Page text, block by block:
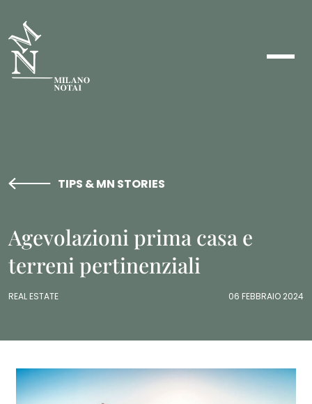
TIPS & MN STORIES
Agevolazioni prima casa e
terreni pertinenziali
REAL ESTATE 06 FEBBRAIO 2024